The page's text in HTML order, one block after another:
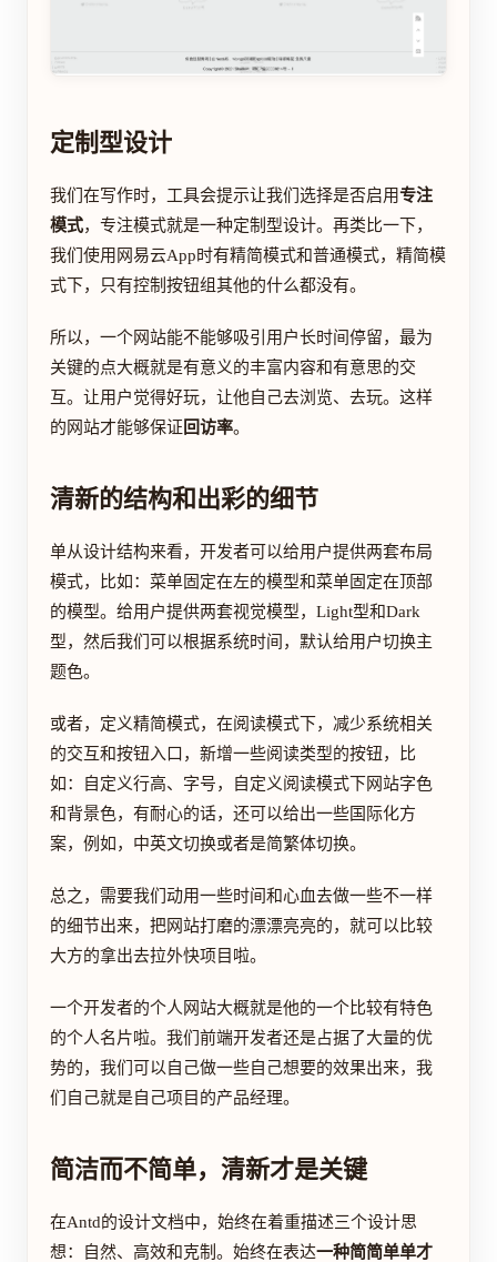
定制型设计
我们在写作时，工具会提示让我们选择是否启用专注
模式，专注模式就是一种定制型设计。再类比一下，
我们使用网易云App时有精简模式和普通模式，精简模
式下，只有控制按钮组其他的什么都没有。
所以，一个网站能不能够吸引用户长时间停留，最为
关键的点大概就是有意义的丰富内容和有意思的交
互。让用户觉得好玩，让他自己去浏览、去玩。这样
的网站才能够保证 回访率。
清新的结构和出彩的细节
单从设计结构来看，开发者可以给用户提供两套布局
模式，比如：菜单固定在左的模型和菜单固定在顶部
的模型。给用户提供两套视觉模型，Light型和Dark
型，然后我们可以根据系统时间，默认给用户切换主
题色。
或者，定义精简模式，在阅读模式下，减少系统相关
的交互和按钮入口，新增一些阅读类型的按钮，比
如：自定义行高、字号，自定义阅读模式下网站字色
和背景色，有耐心的话，还可以给出一些国际化方
案，例如，中英文切换或者是简繁体切换。
总之，需要我们动用一些时间和心血去做一些不一样
的细节出来，把网站打磨的漂漂亮亮的，就可以比较
大方的拿出去拉外快项目啦。
一个开发者的个人网站大概就是他的一个比较有特色
的个人名片啦。我们前端开发者还是占据了大量的优
势的，我们可以自己做一些自己想要的效果出来，我
们自己就是自己项目的产品经理。
简洁而不简单，清新才是关键
在Antd的设计文档中，始终在着重描述三个设计思
想：自然、高效和克制。始终在表达一种简简单单才